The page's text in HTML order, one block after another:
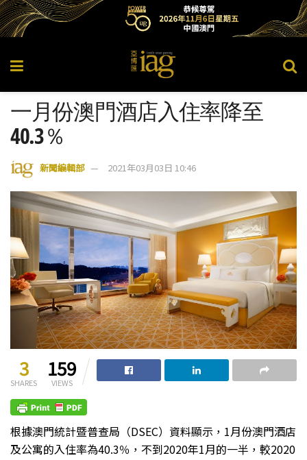
一月份澳門酒店入住率降至
40.3％
新聞編輯部 2021年03月03日 10:46
3
SHARES
159
VIEWS
根據澳門統計暨普查局（DSEC）資料顯示，1月份澳門酒店
及公寓的入住率為40.3％，不到2020年1月的一半，較2020